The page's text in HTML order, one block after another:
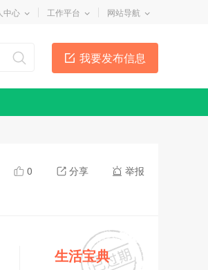
中心 工作平台 网站导航
我要发布信息
0 分享 举报
生活宝典